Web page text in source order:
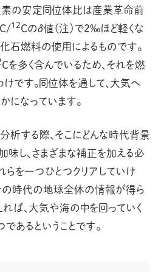
の安定同位体比は産業革命前
C/12Cのδ値（注）で2‰ほど軽くな
石燃料の使用によるものです。
Cを多く含んでいるため、それを燃
です。同位体を通して、大気へ
になっています。
析する際、そこにどんな時代背景
し、さまざまな補正を加える必
らを一つひとつクリアしていけ
の時代の地球全体の情報が得ら
ば、大気や海の中を回っていく
あるということです。